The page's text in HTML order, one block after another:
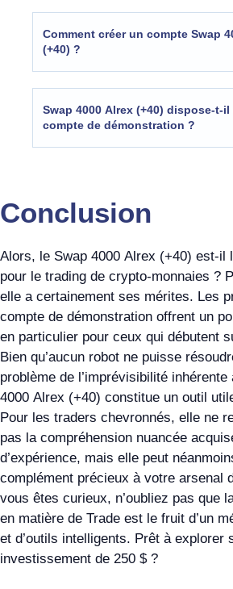
Comment créer un compte Swap
(+40) ?
Swap 4000 Alrex (+40) dispose-t-il
compte de démonstration ?
Conclusion
Alors, le Swap 4000 Alrex (+40) est-il
pour le trading de crypto-monnaies ?
elle a certainement ses mérites. Les
compte de démonstration offrent un
en particulier pour ceux qui débutent
Bien qu’aucun robot ne puisse
problème de l’imprévisibilité
4000 Alrex (+40) constitue un outil
Pour les traders chevronnés, elle ne
pas la compréhension nuancée
d’expérience, mais elle peut
complément précieux à votre arsenal
vous êtes curieux, n’oubliez pas que
en matière de Trade est le fruit d’un
et d’outils intelligents. Prêt à explorer
investissement de 250 $ ?